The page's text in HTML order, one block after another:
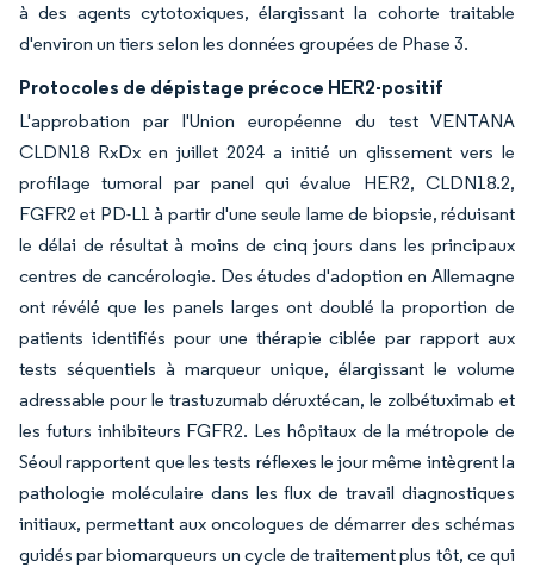
à des agents cytotoxiques, élargissant la cohorte traitable
d'environ un tiers selon les données groupées de Phase 3.
Protocoles de dépistage précoce HER2-positif
L'approbation par l'Union européenne du test VENTANA
CLDN18 RxDx en juillet 2024 a initié un glissement vers le
profilage tumoral par panel qui évalue HER2, CLDN18.2,
FGFR2 et PD-L1 à partir d'une seule lame de biopsie, réduisant
le délai de résultat à moins de cinq jours dans les principaux
centres de cancérologie. Des études d'adoption en Allemagne
ont révélé que les panels larges ont doublé la proportion de
patients identifiés pour une thérapie ciblée par rapport aux
tests séquentiels à marqueur unique, élargissant le volume
adressable pour le trastuzumab déruxtécan, le zolbétuximab et
les futurs inhibiteurs FGFR2. Les hôpitaux de la métropole de
Séoul rapportent que les tests réflexes le jour même intègrent la
pathologie moléculaire dans les flux de travail diagnostiques
initiaux, permettant aux oncologues de démarrer des schémas
guidés par biomarqueurs un cycle de traitement plus tôt, ce qui